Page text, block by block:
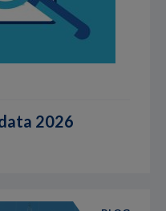
2026